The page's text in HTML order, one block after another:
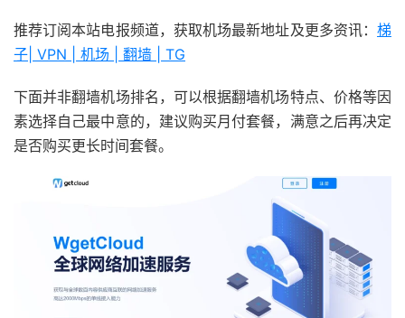
推荐订阅本站电报频道，获取机场最新地址及更多资讯： 梯
子| VPN | 机场 | 翻墙 | TG
下面并非翻墙机场排名，可以根据翻墙机场特点、价格等因
素选择自己最中意的，建议购买月付套餐，满意之后再决定
是否购买更长时间套餐。